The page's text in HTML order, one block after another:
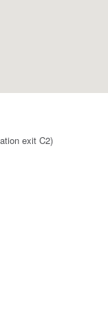
exit C2)